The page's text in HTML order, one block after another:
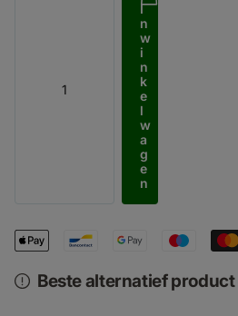
I
n
w
i
n
k
e
l
w
a
g
e
n
Beste alternatief product